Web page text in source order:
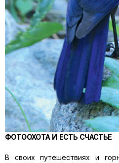
ФОТООХОТА И ЕСТЬ СЧАСТЬЕ
В своих путешествиях и